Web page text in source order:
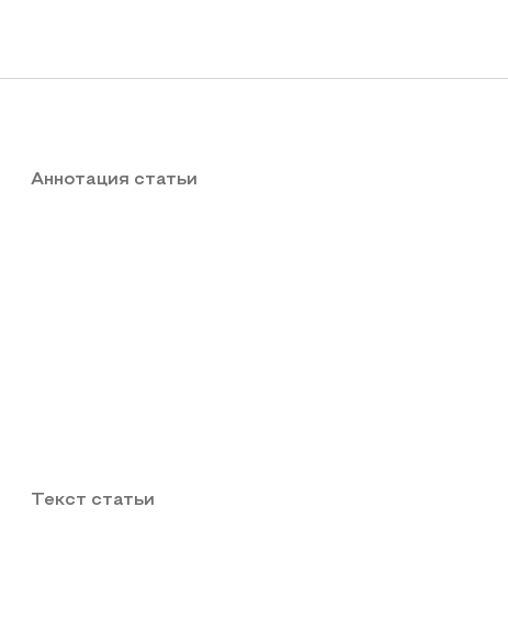
Аннотация статьи
Текст статьи